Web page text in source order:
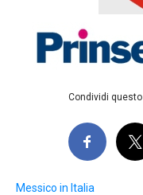
Condividi
Messico in Italia